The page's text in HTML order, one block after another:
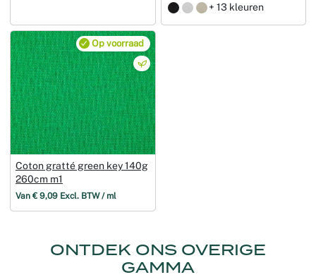
+ 13 kleuren
Op voorraad
Coton gratté green key 140g
260cm m1
Van € 9,09 Excl. BTW / ml
ONTDEK ONS OVERIGE
GAMMA